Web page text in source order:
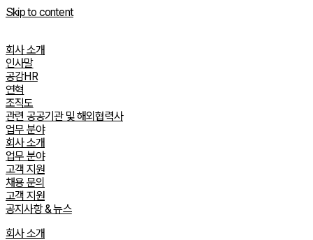
Skip to content
회사 소개
인사말
공감HR
연혁
조직도
관련 공공기관 및 해외협력사
업무 분야
회사 소개
업무 분야
고객 지원
채용 문의
고객 지원
공지사항 & 뉴스
회사 소개